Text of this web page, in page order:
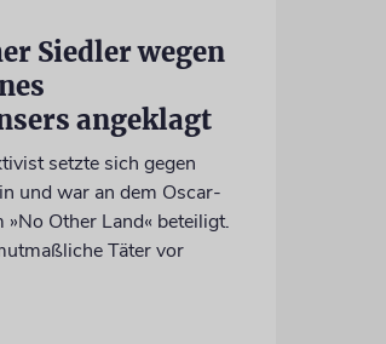
Siedler wegen
angeklagt
setzte sich gegen
und war an dem Oscar-
Other Land« beteiligt.
Täter vor